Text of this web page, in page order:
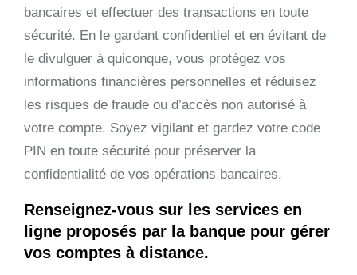
bancaires et effectuer des transactions en toute
sécurité. En le gardant confidentiel et en évitant de
le divulguer à quiconque, vous protégez vos
informations financières personnelles et réduisez
les risques de fraude ou d’accès non autorisé à
votre compte. Soyez vigilant et gardez votre code
PIN en toute sécurité pour préserver la
confidentialité de vos opérations bancaires.
Renseignez-vous sur les services en
ligne proposés par la banque pour gérer
vos comptes à distance.